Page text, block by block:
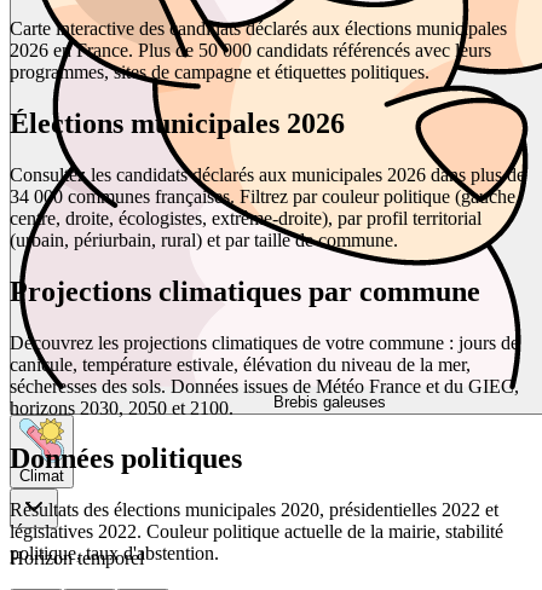
Brebis galeuses
Climat
Horizon temporel
Carte interactive des candidats déclarés aux élections municipales
2026 en France. Plus de 50 000 candidats référencés avec leurs
programmes, sites de campagne et étiquettes politiques.
Élections municipales 2026
Consultez les candidats déclarés aux municipales 2026 dans plus de
34 000 communes françaises. Filtrez par couleur politique (gauche,
centre, droite, écologistes, extrême-droite), par profil territorial
(urbain, périurbain, rural) et par taille de commune.
Projections climatiques par commune
Découvrez les projections climatiques de votre commune : jours de
canicule, température estivale, élévation du niveau de la mer,
sécheresses des sols. Données issues de Météo France et du GIEC,
horizons 2030, 2050 et 2100.
Données politiques
Résultats des élections municipales 2020, présidentielles 2022 et
législatives 2022. Couleur politique actuelle de la mairie, stabilité
politique, taux d'abstention.